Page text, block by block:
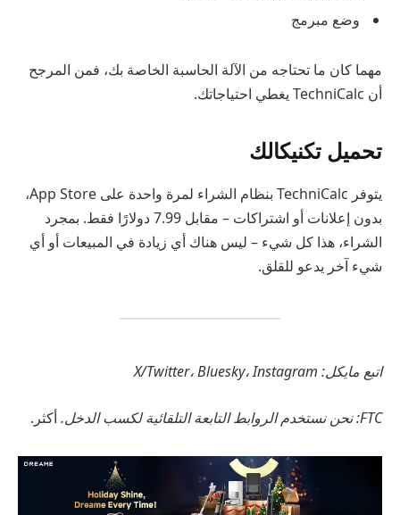
وضع مبرمج
مهما كان ما تحتاجه من الآلة الحاسبة الخاصة بك، فمن المرجح
أن TechniCalc يغطي احتياجاتك.
تحميل تكنيكالك
يتوفر TechniCalc بنظام الشراء لمرة واحدة على App Store،
بدون إعلانات أو اشتراكات – مقابل 7.99 دولارًا فقط. بمجرد
الشراء، هذا كل شيء – ليس هناك أي زيادة في المبيعات أو أي
شيء آخر يدعو للقلق.
اتبع مايكل: X/Twitter، Bluesky، Instagram
FTC: نحن نستخدم الروابط التابعة التلقائية لكسب الدخل. أكثر.